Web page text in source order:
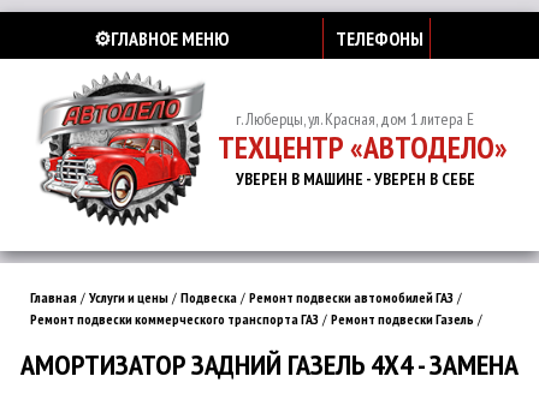
⚙️ГЛАВНОЕ МЕНЮ ТЕЛЕФОНЫ
г. Люберцы, ул. Красная, дом 1 литера Е
ТЕХЦЕНТР «АВТОДЕЛО»
УВЕРЕН В МАШИНЕ - УВЕРЕН В СЕБЕ
Главная / Услуги и цены / Подвеска / Ремонт подвески автомобилей ГАЗ /
Ремонт подвески коммерческого транспорта ГАЗ / Ремонт подвески Газель /
АМОРТИЗАТОР ЗАДНИЙ ГАЗЕЛЬ 4Х4 - ЗАМЕНА